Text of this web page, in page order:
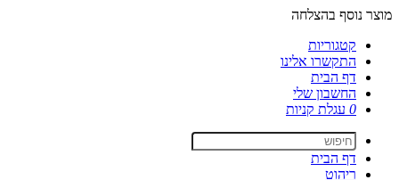
מוצר נוסף בהצלחה
קטגוריות
התקשרו אלינו
דף הבית
החשבון שלי
0 עגלת קניות
דף הבית
ריהוט